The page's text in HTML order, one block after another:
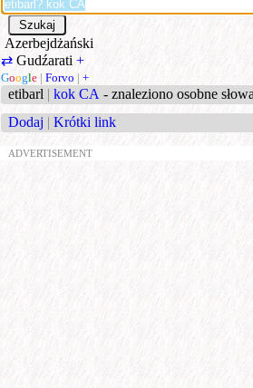
Azerbejdżański
⇄ Gudźarati +
Google | Forvo | +
etibarl | kok CA - znaleziono osobne
Dodaj | Krótki link
ADVERTISEMENT